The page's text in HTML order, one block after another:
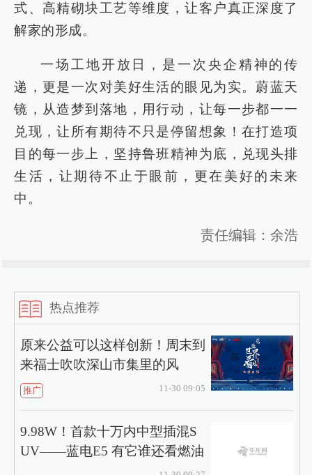
式、高精砌块工艺等维度，让客户真正深度了
解家的形成。
一场工地开放日，是一次央企精神的传
递，更是一次对美好生活的眼见为实。蔚蓝天
镜，从造梦到落地，用行动，让每一步都一一
兑现，让所有期待不只是停留想象！在打造项
目的每一步上，坚持鲁班精神为底，兑现头排
生活，让期待不止于眼前，更在美好的未来
中。
责任编辑：余浩
热点推荐
原来公益可以这样创新！周末到
来福士吹吹深山市集里的风
推广 11-30 09:05
9.98W！首款十万内中型插混S
UV——蓝电E5 有它谁还看燃油